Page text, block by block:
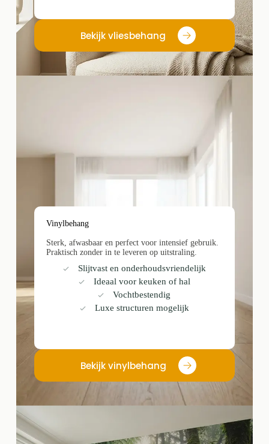
Bekijk vliesbehang
Vinylbehang
Sterk, afwasbaar en perfect voor intensief gebruik.
Praktisch zonder in te leveren op uitstraling.
Slijtvast en onderhoudsvriendelijk
Ideaal voor keuken of hal
Vochtbestendig
Luxe structuren mogelijk
Bekijk vinylbehang